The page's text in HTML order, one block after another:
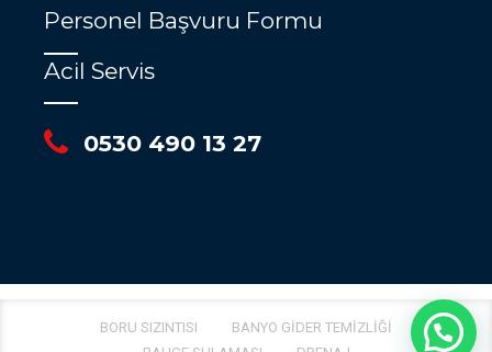
Personel Başvuru Formu
Acil Servis
0530 490 13 27
BORU SIZINTISI
BANYO GIDER TEMIZLIĞI